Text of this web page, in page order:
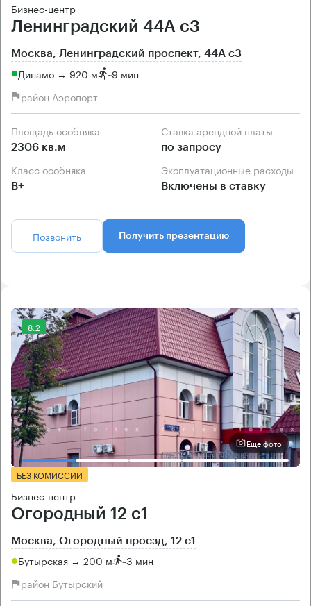
Бизнес-центр
Ленинградский 44А с3
Москва, Ленинградский проспект, 44А с3
Динамо → 920 м ~9 мин
район Аэропорт
Площадь особняка
2306 кв.м
Ставка арендной платы
по запросу
Класс особняка
B+
Эксплуатационные расходы
Включены в ставку
Позвонить Получить презентацию
8.2
Еще фото
БЕЗ КОМИССИИ
Бизнес-центр
Огородный 12 с1
Москва, Огородный проезд, 12 с1
Бутырская → 200 м ~3 мин
район Бутырский